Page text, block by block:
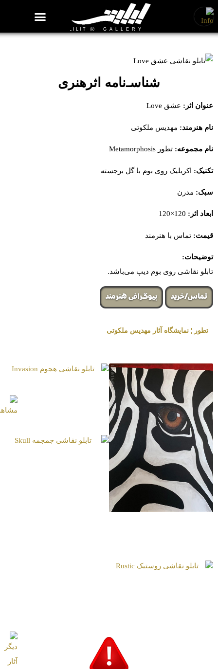
شناسـ‌نامه اثرهنری
عنوان اثر: عشق Love
نام هنرمند: مهدیس ملکوتی
نام مجموعه: تطور Metamorphosis
تکنیک: اکریلیک روی بوم با گل برجسته
سبک: مدرن
ابعاد اثر: 120×120
قیمت: تماس با هنرمند
توضیحات:
تابلو نقاشی روی بوم دیپ می‌باشد.
تماس/خرید بیوگرافی هنرمند
تطور ¦ نمایشگاه آثار مهدیس ملکوتی